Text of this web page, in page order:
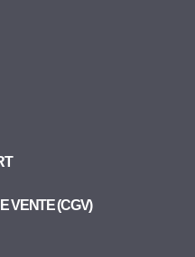
VENTE (CGV)